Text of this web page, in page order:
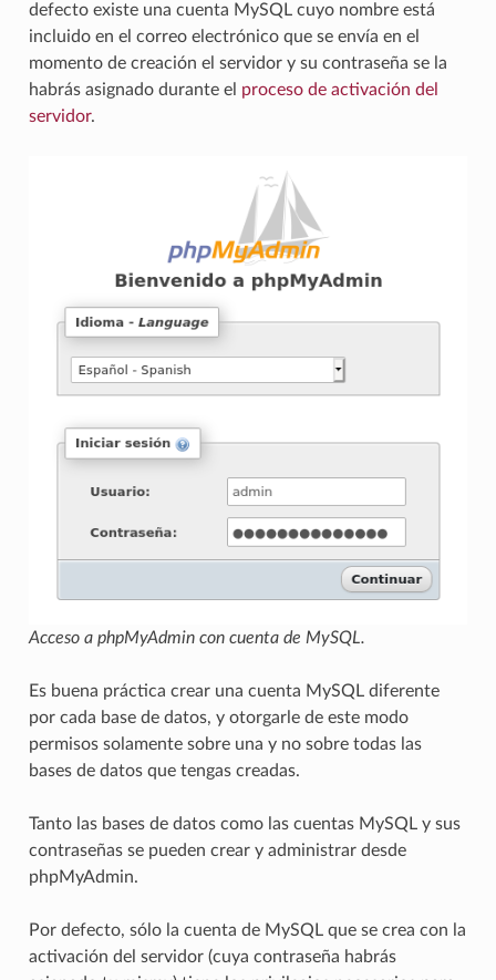
defecto existe una cuenta MySQL cuyo nombre está
incluido en el correo electrónico que se envía en el
momento de creación el servidor y su contraseña se la
habrás asignado durante el proceso de activación del
servidor.
Acceso a phpMyAdmin con cuenta de MySQL.
Es buena práctica crear una cuenta MySQL diferente
por cada base de datos, y otorgarle de este modo
permisos solamente sobre una y no sobre todas las
bases de datos que tengas creadas.
Tanto las bases de datos como las cuentas MySQL y sus
contraseñas se pueden crear y administrar desde
phpMyAdmin.
Por defecto, sólo la cuenta de MySQL que se crea con la
activación del servidor (cuya contraseña habrás